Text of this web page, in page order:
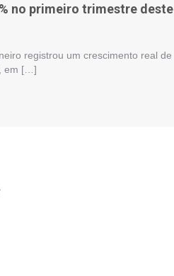
no primeiro trimestre deste
registrou um crescimento real de
em […]